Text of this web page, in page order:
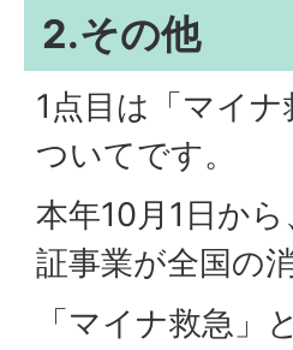
2.その他
1点目は「マイ
ついてです。
本年10月1日か
証事業が全国の
「マイナ救急